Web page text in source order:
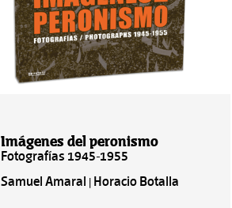
Imágenes del peronismo
Fotografías 1945-1955
Samuel Amaral | Horacio Botalla